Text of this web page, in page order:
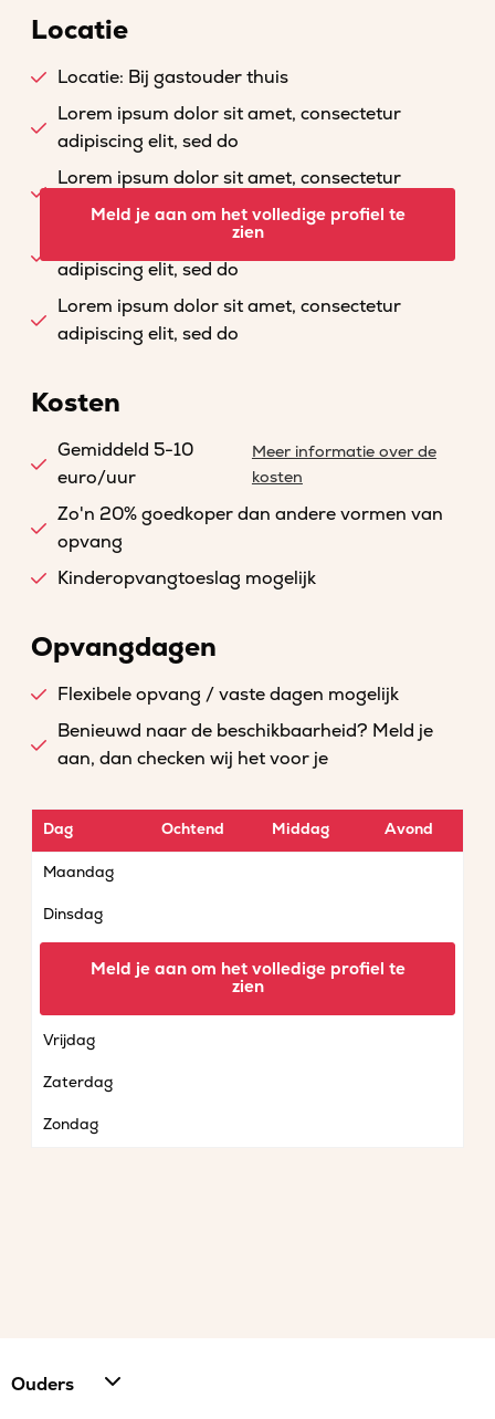
Locatie
Locatie: Bij gastouder thuis
Lorem ipsum dolor sit amet, consectetur
adipiscing elit, sed do
Lorem ipsum dolor sit amet, consectetur
adipiscing elit, sed do
Lorem ipsum dolor sit amet, consectetur
adipiscing elit, sed do
Lorem ipsum dolor sit amet, consectetur
adipiscing elit, sed do
Meld je aan om het volledige profiel te
zien
Kosten
Gemiddeld 5-10
euro/uur
Meer informatie over de
kosten
Zo'n 20% goedkoper dan andere vormen van
opvang
Kinderopvangtoeslag mogelijk
Opvangdagen
Flexibele opvang / vaste dagen mogelijk
Benieuwd naar de beschikbaarheid? Meld je
aan, dan checken wij het voor je
Dag Ochtend Middag Avond
Maandag
Dinsdag
Vrijdag
Zaterdag
Zondag
Meld je aan om het volledige profiel te
zien
Ouders